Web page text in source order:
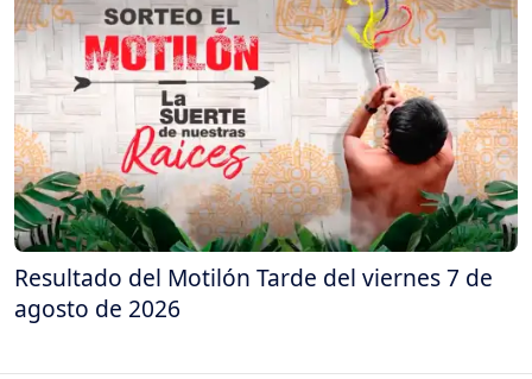
Resultado del Motilón Tarde del viernes 7 de
agosto de 2026